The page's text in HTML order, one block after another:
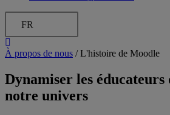
FR
À propos de nous /L'histoire de Moodle
Dynamiser les
notre univers